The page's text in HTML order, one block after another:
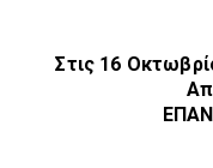
Στις 16